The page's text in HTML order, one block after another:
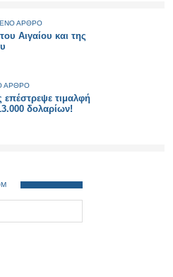
ΑΡΘΡΟ
Αιγαίου και της
ΑΡΘΡΟ
επέστρεψε τιμαλφή
δολαρίων!